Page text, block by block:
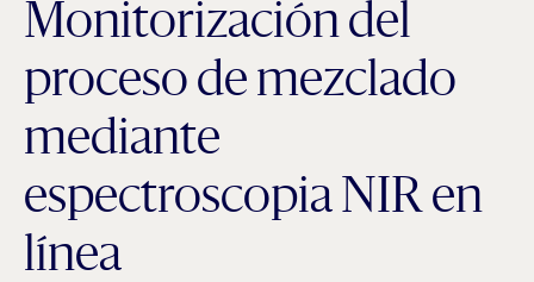
Monitorización del
proceso de mezclado
mediante
espectroscopia NIR en
línea